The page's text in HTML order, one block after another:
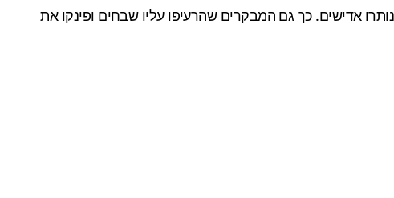
אדישים. כך גם המבקרים שהרעיפו עליו שבחים ופינקו את